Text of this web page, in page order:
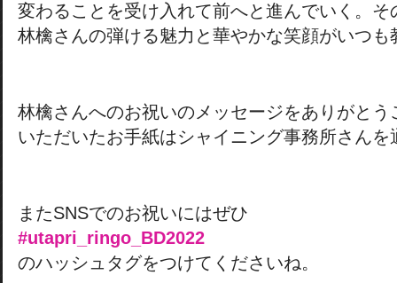
変わることを受け入れて前へと進んでいく。そ
林檎さんの弾ける魅力と華やかな笑顔がいつ
林檎さんへのお祝いのメッセージをありがとう
いただいたお手紙はシャイニング事務所さん
またSNSでのお祝いにはぜひ
#utapri_ringo_BD2022
のハッシュタグをつけてくださいね。